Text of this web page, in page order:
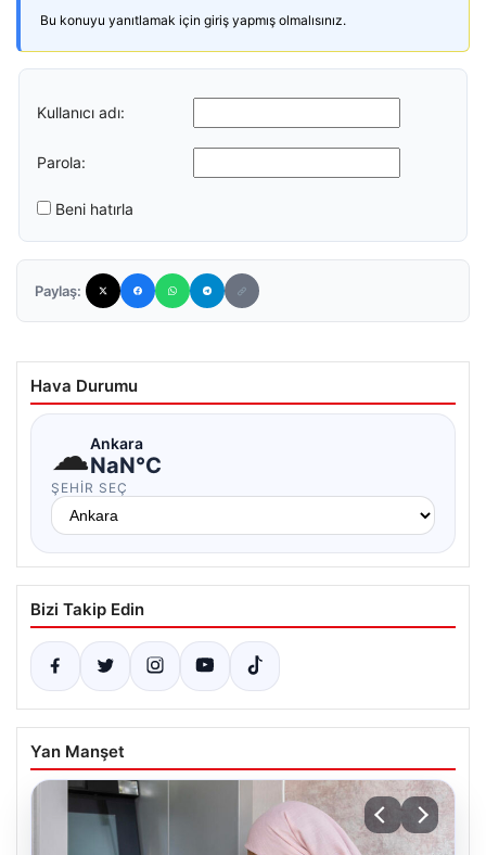
Bu konuyu yanıtlamak için giriş yapmış olmalısınız.
Kullanıcı adı:
Parola:
Beni hatırla
Paylaş:
Hava Durumu
☁Ankara
NaN°C
ŞEHIR SEÇ
Bizi Takip Edin
Yan Manşet